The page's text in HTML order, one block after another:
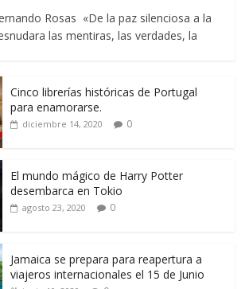
Rosas «De la paz silenciosa a la
las mentiras, las verdades, la
Cinco librerías históricas de Portugal
para enamorarse.
diciembre 14, 2020 0
El mundo mágico de Harry Potter
desembarca en Tokio
agosto 23, 2020 0
Jamaica se prepara para reapertura a
viajeros internacionales el 15 de Junio